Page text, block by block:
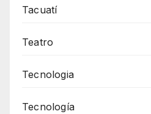
Tacuatí
Teatro
Tecnologia
Tecnología